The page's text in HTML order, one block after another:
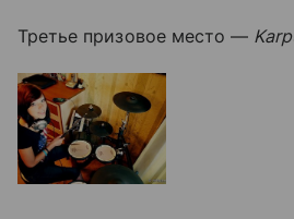
Третье призовое место —